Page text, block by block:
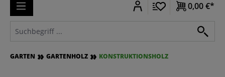
0,00 €*
GARTEN GARTENHOLZ KONSTRUKTIONSHOLZ